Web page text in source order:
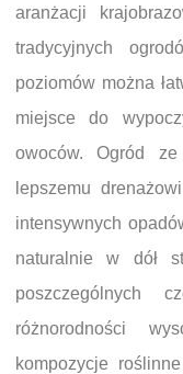
aranżacji
tradycyjnych
poziomów można
miejsce do
owoców. Ogród
lepszemu
intensywnych
naturalnie w dół
poszczególnych
różnorodności
kompozycje